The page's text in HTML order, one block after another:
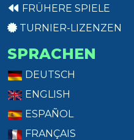
FRÜHERE SPIELE
TURNIER-LIZENZEN
SPRACHEN
DEUTSCH
ENGLISH
ESPAÑOL
FRANÇAIS